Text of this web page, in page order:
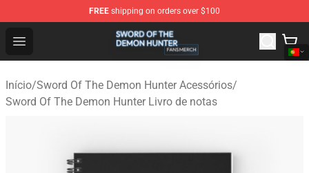
FREE shipping on orders over $100
Open menu
Sword Of The Demon Hunter Shop - Official Sword Of
Início/Sword Of The Demon Hunter Acessórios/
Sword Of The Demon Hunter Livro de notas